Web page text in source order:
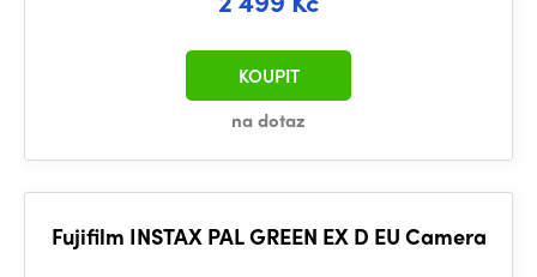
na dotaz
KOUPIT
Fujifilm INSTAX PAL GREEN EX D EU Camera